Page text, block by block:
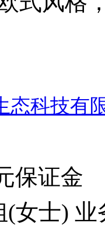
态科技有
保证金
(女士)